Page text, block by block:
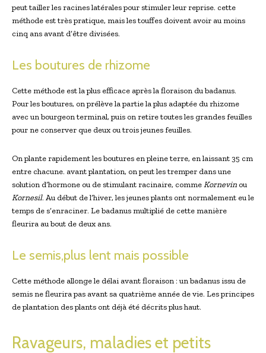
peut ⁢tailler les racines latérales pour stimuler leur reprise. cette
méthode est très pratique,‌ mais les touffes doivent avoir au ⁢moins⁤
cinq ans avant d’être divisées.
Les boutures de rhizome
Cette méthode est la plus efficace après la floraison du badanus.
Pour les boutures, on prélève la partie ⁢la plus adaptée du rhizome
avec un bourgeon terminal, puis on retire toutes les grandes feuilles
pour ne conserver que deux ou trois jeunes feuilles.
On plante rapidement les boutures en pleine terre,​ en laissant 35 cm
‍entre chacune. ⁤avant plantation, on peut les tremper dans une
solution d’hormone ou de stimulant⁢ racinaire, commeKornevin ‌ou
Kornesil. Au début de l’hiver, les jeunes ⁢plants ont normalement eu le
temps de s’enraciner. Le badanus multiplié de cette manière
fleurira au⁤ bout de deux ans.
Le semis,plus lent mais possible
Cette méthode allonge le délai avant floraison : un ‌badanus issu de
semis ne fleurira pas avant sa quatrième année de vie. Les principes
de plantation des plants ont déjà été décrits plus haut.
Ravageurs, maladies et petits